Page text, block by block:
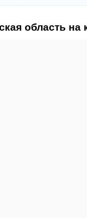
область на